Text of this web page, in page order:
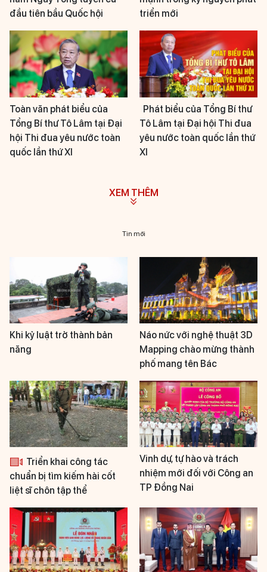
đầu tiên bầu Quốc hội
triển mới
Toàn văn phát biểu của
Tổng Bí thư Tô Lâm tại Đại
hội Thi đua yêu nước toàn
quốc lần thứ XI
Phát biểu của Tổng Bí thư
Tô Lâm tại Đại hội Thi đua
yêu nước toàn quốc lần thứ
XI
XEM THÊM
Tin mới
Khi kỷ luật trở thành bản
năng
Náo nức với nghệ thuật 3D
Mapping chào mừng thành
phố mang tên Bác
Triển khai công tác
chuẩn bị tìm kiếm hài cốt
liệt sĩ chôn tập thể
Vinh dự, tự hào và trách
nhiệm mới đối với Công an
TP Đồng Nai